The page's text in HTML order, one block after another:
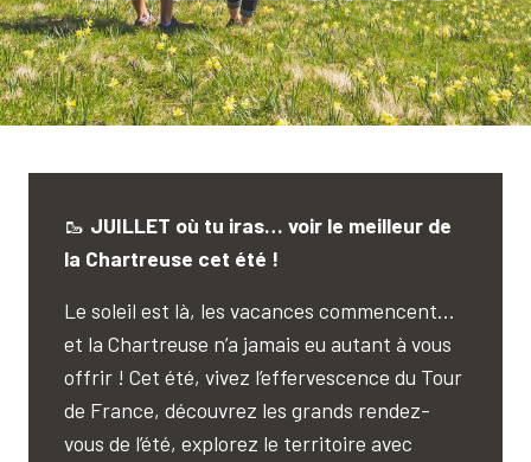
🥾 JUILLET où tu iras… voir le meilleur de
la Chartreuse cet été !
Le soleil est là, les vacances commencent…
et la Chartreuse n’a jamais eu autant à vous
offrir ! Cet été, vivez l’effervescence du Tour
de France, découvrez les grands rendez-
vous de l’été, explorez le territoire avec